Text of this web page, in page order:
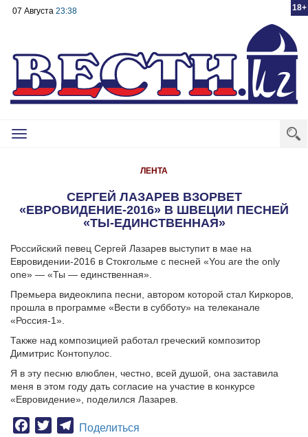
18+
07 Августа 23:38
Toggle
ЛЕНТА
СЕРГЕЙ ЛАЗАРЕВ ВЗОРВЕТ
«ЕВРОВИДЕНИЕ-2016» В ШВЕЦИИ ПЕСНЕЙ
«ТЫ-ЕДИНСТВЕННАЯ»
Российский певец Сергей Лазарев выступит в мае на
Евровидении-2016 в Стокгольме с песней «You are the only
one» — «Ты — единственная».
Премьера видеоклипа песни, автором которой стал Киркоров,
прошла в программе «Вести в субботу» на телеканале
«Россия-1».
Также над композицией работал греческий композитор
Димитрис Контопулос.
Я в эту песню влюблен, честно, всей душой, она заставила
меня в этом году дать согласие на участие в конкурсе
«Евровидение», поделился Лазарев.
Facebook
TwitterTelegram
Поделиться